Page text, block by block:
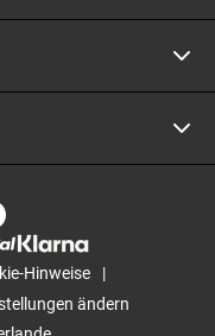
Hinweise
ändern